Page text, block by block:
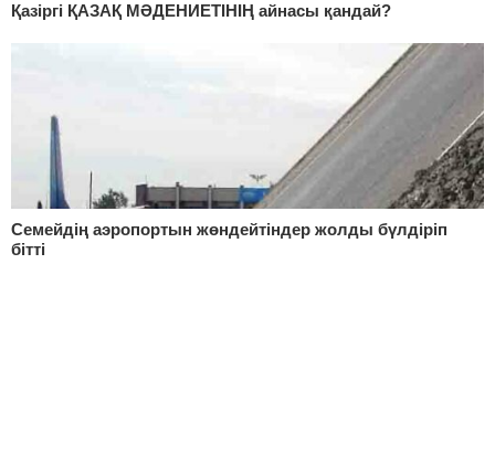
Қазіргі ҚАЗАҚ МӘДЕНИЕТIНIҢ айнасы қандай?
Семейдің аэропортын жөндейтіндер жолды бүлдіріп
бітті